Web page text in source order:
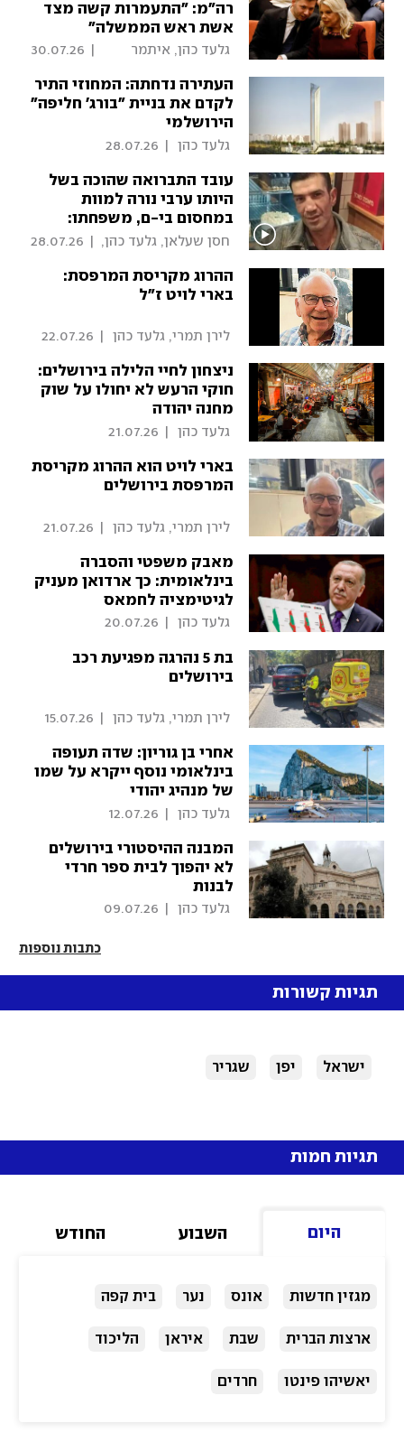
רה"מ: "התעמרות קשה מצד
אשת ראש הממשלה"
30.07.26
העתירה נדחתה: המחוזי התיר
לקדם את בניית "בורג' חליפה"
הירושלמי
גלעד כהן 28.07.26
עובד התברואה שהוכה בשל
היותו ערבי נורה למוות
במחסום בי-ם, משפחתו:
"נהרג ללא הצדקה"
תורג'מן
28.07.26
ההרוג מקריסת המרפסת:
בארי לויט ז"ל
לירן תמרי, גלעד כהן 22.07.26
ניצחון לחיי הלילה בירושלים:
חוקי הרעש לא יחולו על שוק
מחנה יהודה
גלעד כהן 21.07.26
בארי לויט הוא ההרוג מקריסת
המרפסת בירושלים
לירן תמרי, גלעד כהן 21.07.26
מאבק משפטי והסברה
בינלאומית: כך ארדואן מעניק
לגיטימציה לחמאס
גלעד כהן 20.07.26
בת 5 נהרגה מפגיעת רכב
בירושלים
לירן תמרי, גלעד כהן 15.07.26
אחרי בן גוריון: שדה תעופה
בינלאומי נוסף ייקרא על שמו
של מנהיג יהודי
גלעד כהן 12.07.26
המבנה ההיסטורי בירושלים
לא יהפוך לבית ספר חרדי
לבנות
גלעד כהן 09.07.26
כתבות נוספות
תגיות קשורות
ישראל יפן שגריר
תגיות חמות
היום השבוע החודש
מגזין חדשות אונס נער בית קפה
ארצות הברית שבת איראן הליכוד
יאשיהו פינטו חרדים